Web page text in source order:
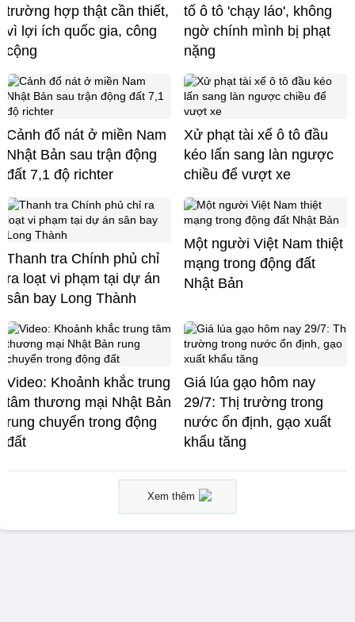
trường hợp thật cần thiết,
vì lợi ích quốc gia, công
cộng
tố ô tô 'chạy láo', không
ngờ chính mình bị phạt
nặng
Cảnh đổ nát ở miền Nam
Nhật Bản sau trận động
đất 7,1 độ richter
Xử phạt tài xế ô tô đầu
kéo lấn sang làn ngược
chiều để vượt xe
Thanh tra Chính phủ chỉ
ra loạt vi phạm tại dự án
sân bay Long Thành
Một người Việt Nam thiệt
mạng trong động đất
Nhật Bản
Video: Khoảnh khắc trung
tâm thương mại Nhật Bản
rung chuyển trong động
đất
Giá lúa gạo hôm nay
29/7: Thị trường trong
nước ổn định, gạo xuất
khẩu tăng
Xem thêm